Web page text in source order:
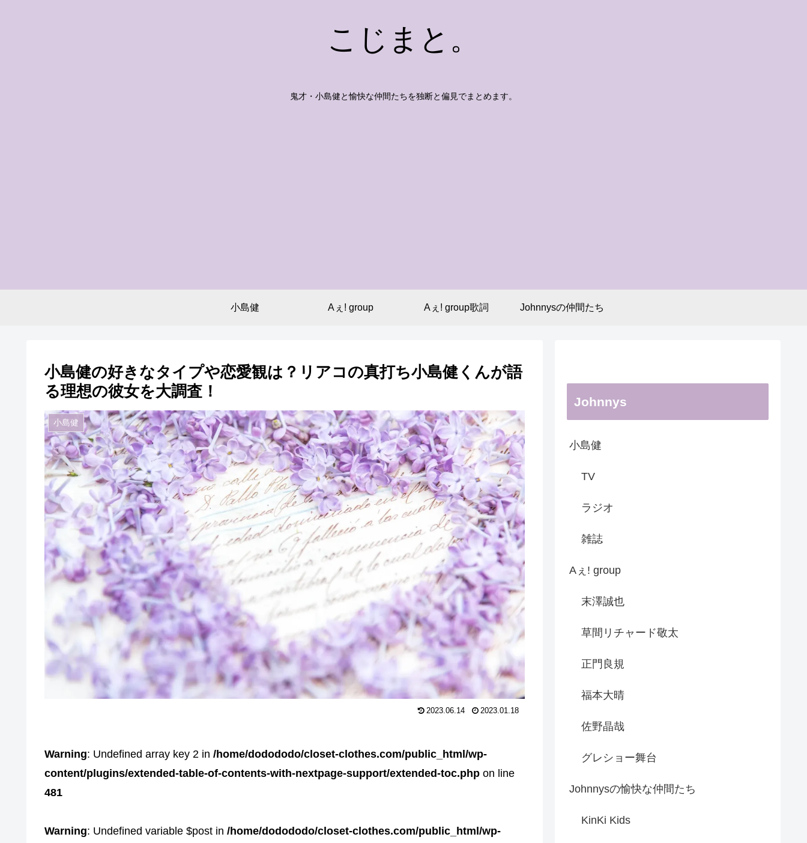
こじまと。
鬼才・小島健と愉快な仲間たちを独断と偏見でまとめます。
小島健 Aぇ! group Aぇ! group歌詞 Johnnysの仲間たち
小島健の好きなタイプや恋愛観は？リアコの真打ち小島健くんが語
る理想の彼女を大調査！
小島健
2023.06.14 2023.01.18
Warning : Undefined array key 2 in /home/dodododo/closet-clothes.com/public_html/wp-
content/plugins/extended-table-of-contents-with-nextpage-support/extended-toc.php on line
481
Warning : Undefined variable $post in /home/dodododo/closet-clothes.com/public_html/wp-
Johnnys
小島健
TV
ラジオ
雑誌
Aぇ! group
末澤誠也
草間リチャード敬太
正門良規
福本大晴
佐野晶哉
グレショー舞台
Johnnysの愉快な仲間たち
KinKi Kids